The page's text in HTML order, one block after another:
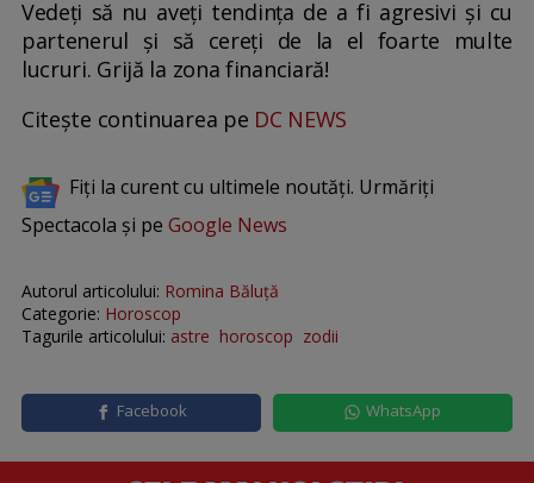
Vedeți să nu aveți tendința de a fi agresivi și cu
partenerul și să cereți de la el foarte multe
lucruri. Grijă la zona financiară!
Citește continuarea pe DC NEWS
Fiți la curent cu ultimele noutăți. Urmăriți
Spectacola și pe Google News
Autorul articolului: Romina Băluță
Categorie: Horoscop
Tagurile articolului: astre horoscop zodii
Facebook WhatsApp